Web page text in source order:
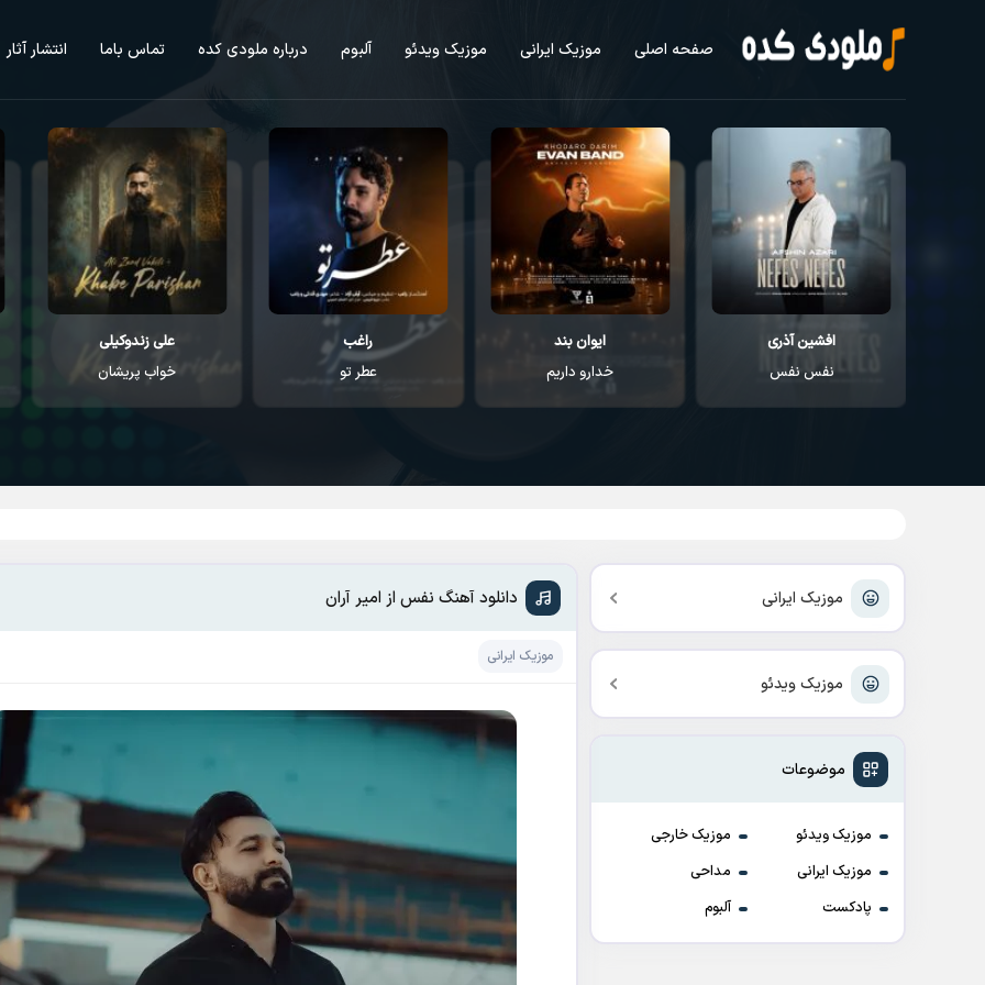
صفحه اصلی موزیک ایرانی موزیک ویدئو آلبوم درباره ملودی کده تماس باما انتشار آثار
ایوان بند
خدارو داریم
راغب
عطر تو
علی زندوکیلی
خواب پریشان
علی زندوکیلی
بخواب آروم
موزیک ایرانی
موزیک ویدئو
موضوعات
موزیک ویدئو
موزیک خارجی
موزیک ایرانی
مداحی
پادکست
آلبوم
دانلود آهنگ نفس از امیر آران
موزیک ایرانی